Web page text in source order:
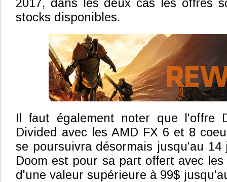
2017, dans les deux cas les offres
stocks disponibles.
Il faut également noter que l'offre
Divided avec les AMD FX 6 et 8
se poursuivra désormais jusqu'au 14
Doom est pour sa part offert avec
d'une valeur supérieure à 99$